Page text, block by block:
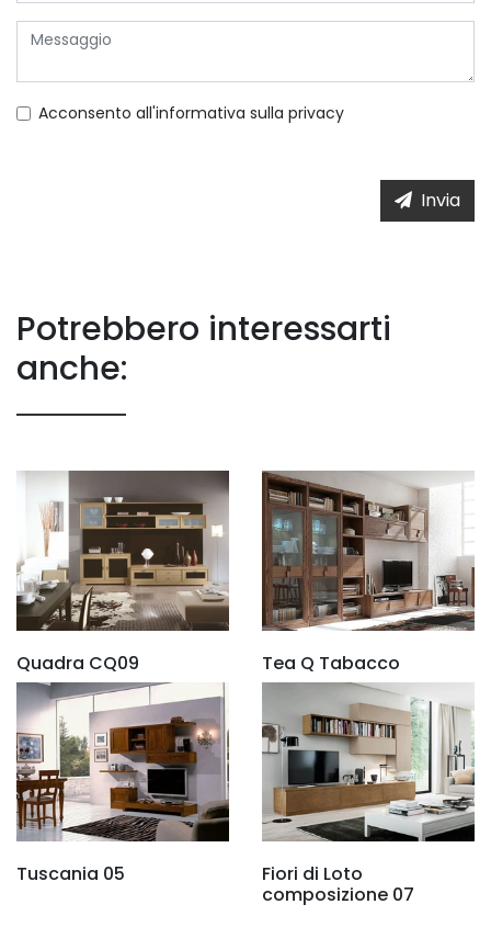
Acconsento all'informativa sulla privacy
Invia
Potrebbero interessarti
anche:
Quadra CQ09 Tea Q Tabacco
Tuscania 05
Fiori di Loto
composizione 07